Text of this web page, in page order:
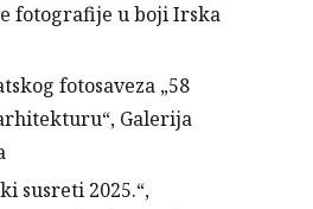
fotografije u boji Irska
fotosaveza „58
Galerija
susreti 2025.“,